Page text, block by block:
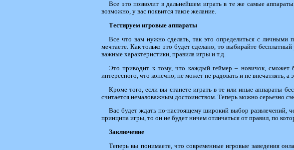
Все это позволит в дальнейшем играть в те же самые
возможно, у вас появится такое желание.
Тестируем игровые аппараты
Все что вам нужно сделать, так это определиться с личными
мечтаете. Как только это будет сделано, то выбирайте
важные характеристики, правила игры и т.д.
Это приводит к тому, что каждый геймер – новичок, сможет
интересного, что конечно, не может не радовать и не впечатлять, а
Кроме того, если вы станете играть в те или иные аппараты
считается немаловажным достоинством. Теперь можно серьезно
Вас будет ждать по-настоящему широкий выбор развлечений,
принципа игры, то он не будет ничем отличаться от правил, по
Заключение
Теперь вы понимаете, что современные игровые заведения